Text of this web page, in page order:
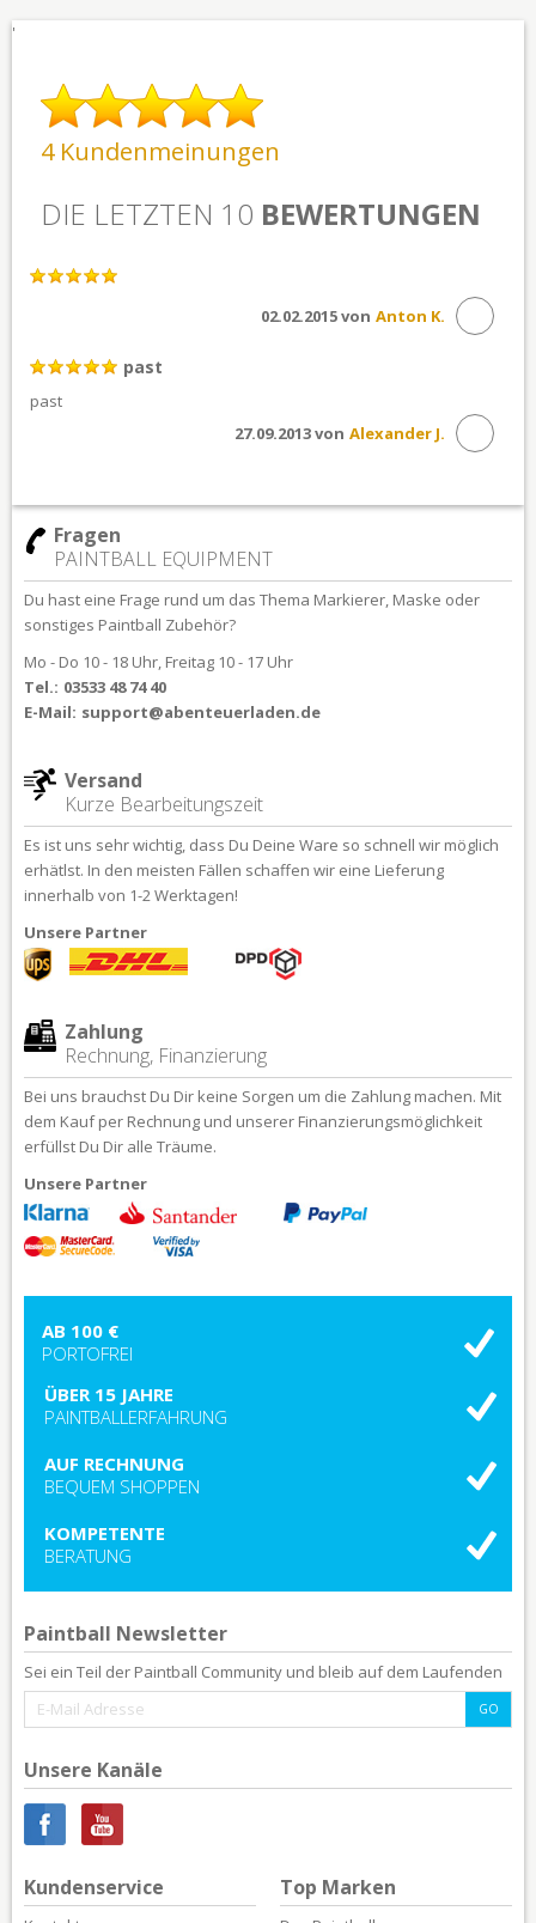
'
4 Kundenmeinungen
DIE LETZTEN 10 BEWERTUNGEN
Anton K.
02.02.2015 von
past
past
Alexander J.
27.09.2013 von
Fragen
PAINTBALL EQUIPMENT
Du hast eine Frage rund um das Thema Markierer, Maske oder
sonstiges Paintball Zubehör?
Mo - Do 10 - 18 Uhr, Freitag 10 - 17 Uhr
Tel.: 03533 48 74 40
E-Mail: support@abenteuerladen.de
Versand
Kurze Bearbeitungszeit
Es ist uns sehr wichtig, dass Du Deine Ware so schnell wir möglich
erhätlst. In den meisten Fällen schaffen wir eine Lieferung
innerhalb von 1-2 Werktagen!
Unsere Partner
Zahlung
Rechnung, Finanzierung
Bei uns brauchst Du Dir keine Sorgen um die Zahlung machen. Mit
dem Kauf per Rechnung und unserer Finanzierungsmöglichkeit
erfüllst Du Dir alle Träume.
Unsere Partner
AB 100 €
PORTOFREI
ÜBER 15 JAHRE
PAINTBALLERFAHRUNG
AUF RECHNUNG
BEQUEM SHOPPEN
KOMPETENTE
BERATUNG
Paintball Newsletter
Sei ein Teil der Paintball Community und bleib auf dem Laufenden
Unsere Kanäle
Kundenservice Top Marken